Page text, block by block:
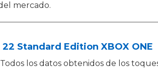
mercado.
22 Standard Edition XBOX ONE
Todos los datos obtenidos de los